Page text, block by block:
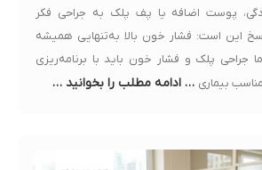
پوست اضافه یا پف پلک به جراحی فکر
این است: فشار خون بالا به‌تنهایی همیشه
جراحی پلک و فشار خون باید با برنامه‌ریزی
بیماری … ادامه مطلب را بخوانید …